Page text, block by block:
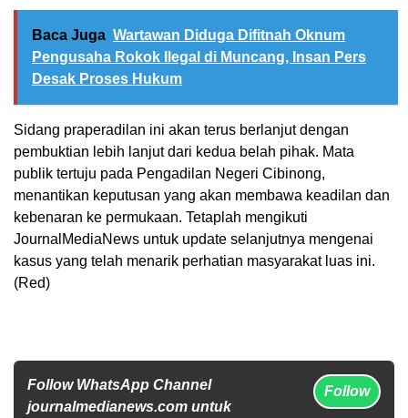
Baca Juga Wartawan Diduga Difitnah Oknum
Pengusaha Rokok Ilegal di Muncang, Insan Pers
Desak Proses Hukum
Sidang praperadilan ini akan terus berlanjut dengan
pembuktian lebih lanjut dari kedua belah pihak. Mata
publik tertuju pada Pengadilan Negeri Cibinong,
menantikan keputusan yang akan membawa keadilan dan
kebenaran ke permukaan. Tetaplah mengikuti
JournalMediaNews untuk update selanjutnya mengenai
kasus yang telah menarik perhatian masyarakat luas ini.
(Red)
Follow WhatsApp Channel
journalmedianews.com untuk
Follow